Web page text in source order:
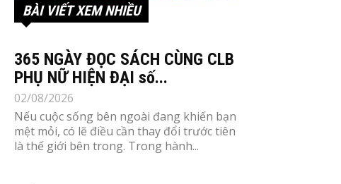
BÀI VIẾT XEM NHIỀU
365 NGÀY ĐỌC SÁCH CÙNG CLB
PHỤ NỮ HIỆN ĐẠI số...
02/08/2026
Nếu cuộc sống bên ngoài đang khiến bạn
mệt mỏi, có lẽ điều cần thay đổi trước tiên
là thế giới bên trong. Trong hành...